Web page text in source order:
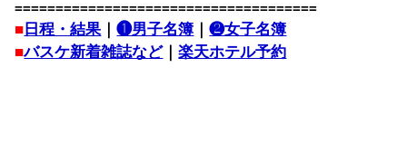
=====================================
■ 日程・結果｜❶男子名簿 ｜❷女子名簿
■バスケ新着雑誌など｜楽天ホテル予約